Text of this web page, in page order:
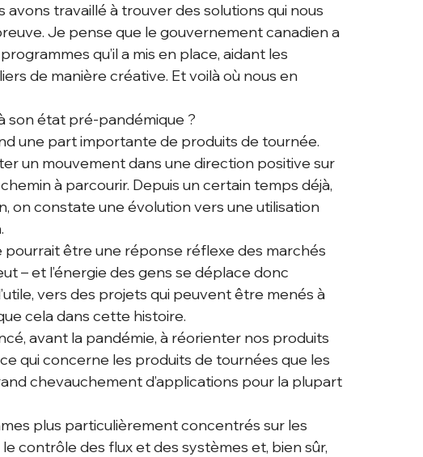
travaillé à trouver des solutions qui nous
Je pense que le gouvernement canadien a
qu’il a mis en place, aidant les
de manière créative. Et voilà où nous en
son état pré-pandémique ?
une part importante de produits de tournée.
un mouvement dans une direction positive sur
à parcourir. Depuis un certain temps déjà,
on constate une évolution vers une utilisation
être une réponse réflexe des marchés
– et l’énergie des gens se déplace donc
vers des projets qui peuvent être menés à
cela dans cette histoire.
avant la pandémie, à réorienter nos produits
qui concerne les produits de tournées que les
chevauchement d’applications pour la plupart
plus particulièrement concentrés sur les
contrôle des flux et des systèmes et, bien sûr,